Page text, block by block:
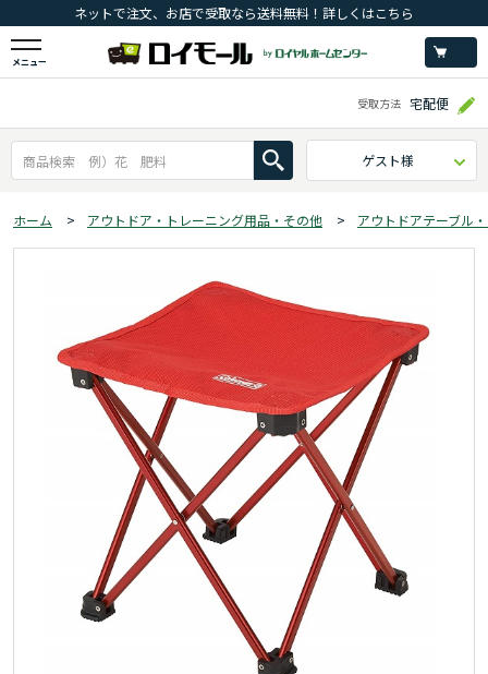
ネットで注文、お店で受取なら送料無料！詳しくはこちら
メニュー
受取方法 宅配便
ゲスト様
ホーム > アウトドア・トレーニング用品・その他 > アウトドアテーブル